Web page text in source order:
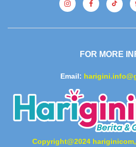
FOR MORE
Email:
Copyright@2024